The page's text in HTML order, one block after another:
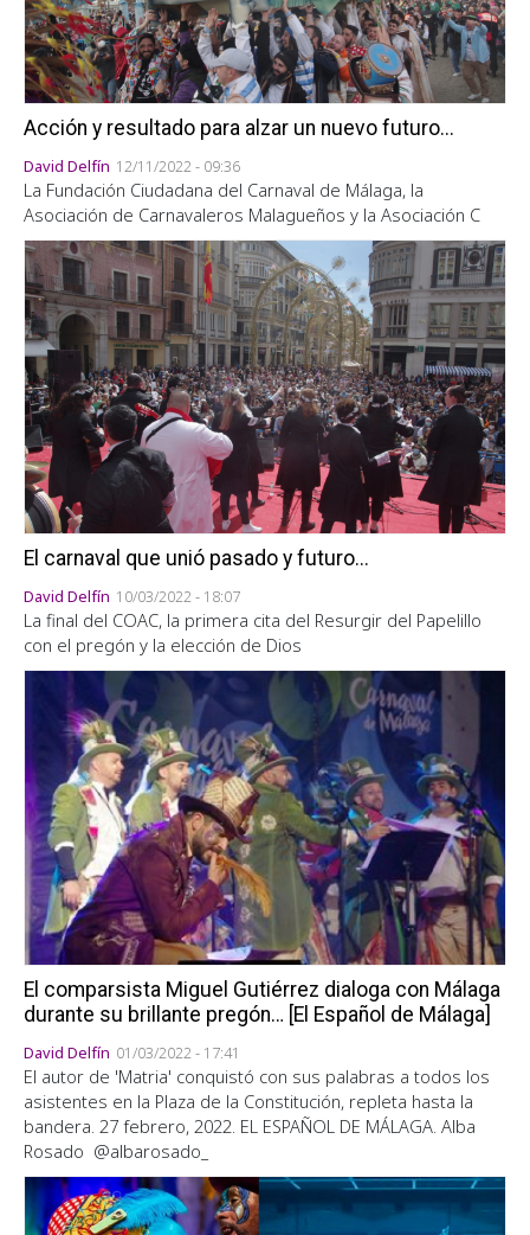
Acción y resultado para alzar un nuevo futuro...
David Delfín 12/11/2022 - 09:36
La Fundación Ciudadana del Carnaval de Málaga, la
Asociación de Carnavaleros Malagueños y la Asociación C
El carnaval que unió pasado y futuro...
David Delfín 10/03/2022 - 18:07
La final del COAC, la primera cita del Resurgir del Papelillo
con el pregón y la elección de Dios
El comparsista Miguel Gutiérrez dialoga con Málaga
durante su brillante pregón… [El Español de Málaga]
David Delfín 01/03/2022 - 17:41
El autor de 'Matria' conquistó con sus palabras a todos los
asistentes en la Plaza de la Constitución, repleta hasta la
bandera. 27 febrero, 2022. EL ESPAÑOL DE MÁLAGA. Alba
Rosado @albarosado_